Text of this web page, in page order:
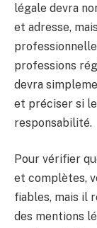
légale devra
et adresse,
professions
devra
et préciser si
responsabilité.
Pour vérifier
et complètes,
fiables, mais il
des mentions